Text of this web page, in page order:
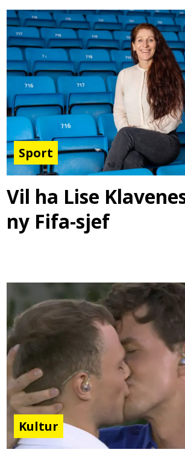
Sport
Vil ha Lise
ny Fifa-sjef
Kultur